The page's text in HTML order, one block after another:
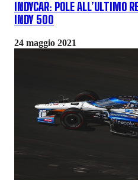
INDYCAR: POLE ALL’ULTIMO
INDY 500
24 maggio 2021